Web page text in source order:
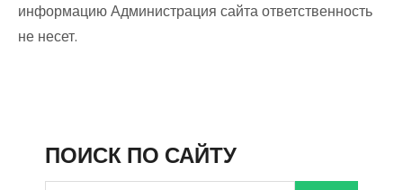
информацию Администрация сайта ответственность
не несет.
ПОИСК ПО САЙТУ